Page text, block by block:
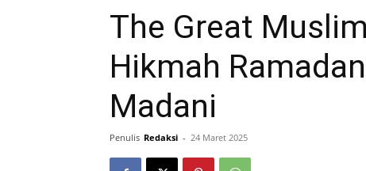
The Great
Hikmah
Madani
Penulis Redaksi - 24 Maret 2025